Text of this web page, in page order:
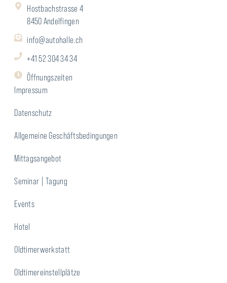
Hostbachstrasse 4
8450 Andelfingen
info@autohalle.ch
+41 52 304 34 34
Öffnungszeiten
Impressum
Datenschutz
Allgemeine Geschäftsbedingungen
Mittagsangebot
Seminar | Tagung
Events
Hotel
Oldtimerwerkstatt
Oldtimereinstellplätze